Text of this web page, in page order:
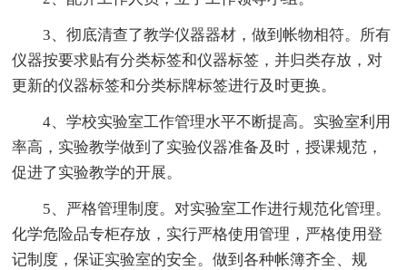
3、彻底清查了教学仪器器材，做到帐物相符。所有
仪器按要求贴有分类标签和仪器标签，并归类存放，对
更新的仪器标签和分类标牌标签进行及时更换。
4、学校实验室工作管理水平不断提高。实验室利用
率高，实验教学做到了实验仪器准备及时，授课规范，
促进了实验教学的开展。
5、严格管理制度。对实验室工作进行规范化管理。
化学危险品专柜存放，实行严格使用管理，严格使用登
记制度，保证实验室的安全。做到各种帐簿齐全、规